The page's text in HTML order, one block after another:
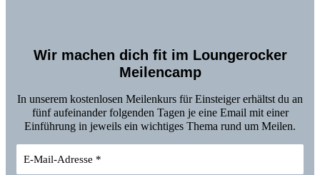
Wir machen dich fit im Loungerocker
Meilencamp
In unserem kostenlosen Meilenkurs für Einsteiger erhältst du an
fünf aufeinander folgenden Tagen je eine Email mit einer
Einführung in jeweils ein wichtiges Thema rund um Meilen.